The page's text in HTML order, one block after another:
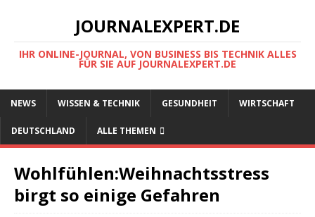
JOURNALEXPERT.DE
IHR ONLINE-JOURNAL, VON BUSINESS BIS TECHNIK ALLES
FÜR SIE AUF JOURNALEXPERT.DE
NEWS WISSEN & TECHNIK GESUNDHEIT WIRTSCHAFT
DEUTSCHLAND ALLE THEMEN
Wohlfühlen:Weihnachtsstress
birgt so einige Gefahren